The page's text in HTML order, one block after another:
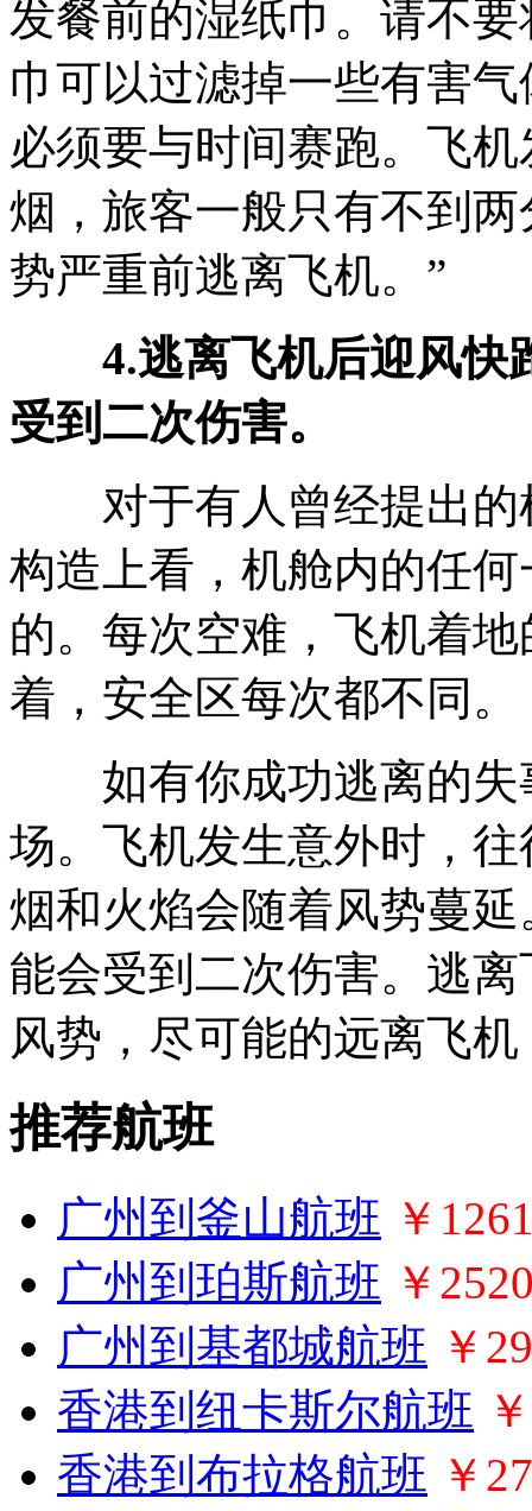
发餐前的湿纸巾。请不
巾可以过滤掉一些有害
必须要与时间赛跑。飞
烟，旅客一般只有不到
势严重前逃离飞机。”
4.逃离飞机后迎风快
受到二次伤害。
对于有人曾经提出的
构造上看，机舱内的任
的。每次空难，飞机着
着，安全区每次都不同。
如有你成功逃离的失
场。飞机发生意外时，
烟和火焰会随着风势蔓
能会受到二次伤害。逃
风势，尽可能的远离飞
推荐航班
广州到釜山航班 ￥
广州到珀斯航班 ￥
广州到基都城航班 ￥
香港到纽卡斯尔航班
香港到布拉格航班 ￥